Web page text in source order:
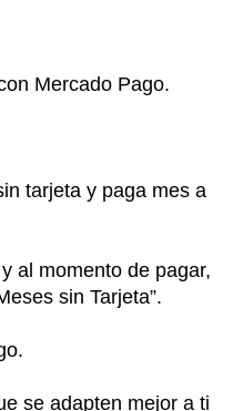
Mercado Pago.
tarjeta y paga mes a
al momento de pagar,
sin Tarjeta”.
se adapten mejor a ti